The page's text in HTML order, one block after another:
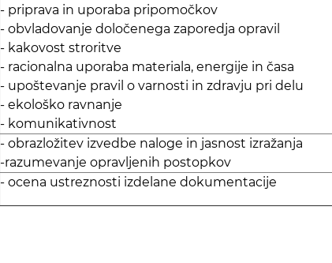
- priprava in uporaba pripomočkov
- obvladovanje določenega zaporedja opravil
- kakovost stroritve
- racionalna uporaba materiala, energije in časa
- upoštevanje pravil o varnosti in zdravju pri delu
- ekološko ravnanje
- komunikativnost
- obrazložitev izvedbe naloge in jasnost izražanja
-razumevanje opravljenih postopkov
- ocena ustreznosti izdelane dokumentacije